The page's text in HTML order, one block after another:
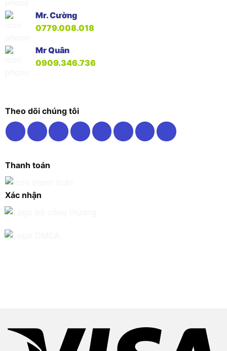
Mr. Cường
0779.008.018
Mr Quân
0909.346.736
Theo dõi chúng tôi
Thanh toán
Xác nhận